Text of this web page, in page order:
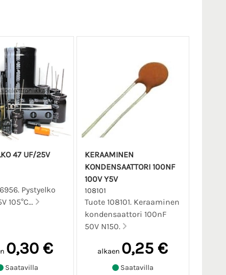
47 UF/25V
Pystyelko
105°C...
0,30 €
Saatavilla
KERAAMINEN
KONDENSAATTORI 100NF
100V Y5V
108101
Tuote 108101. Keraaminen
kondensaattori 100nF
50V N150.
alkaen 0,25 €
Saatavilla